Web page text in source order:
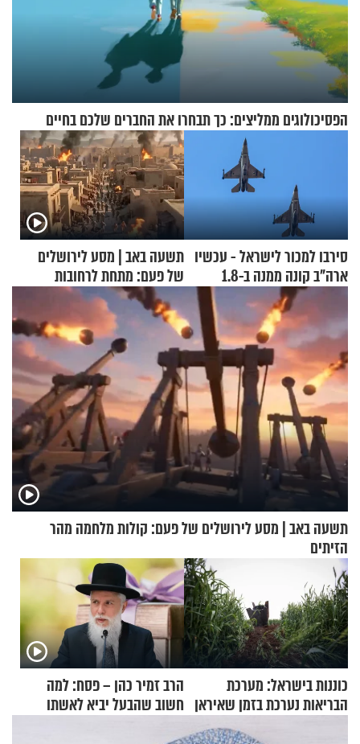
הפסיכולוגים ממליצים: כך תבחרו את החברים שלכם בחיים
סירבו למכור לישראל - עכשיו
ארה"ב קונה ממנה ב-1.8
מיליארד דולר
תשעה באב | מסע לירושלים
של פעם: מתחת לרחובות
ירושלים
תשעה באב | מסע לירושלים של פעם: קולות מלחמה מהר
הזיתים
כוננות בישראל: מערכת
הבריאות נערכת בזמן שאיראן
הרב זמיר כהן – פסח: למה
חשוב שהבעל יביא לאשתו